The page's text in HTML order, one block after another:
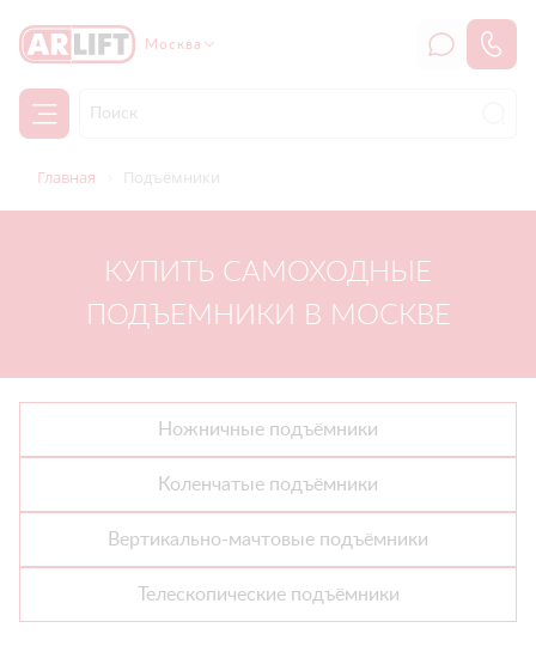
Москва
Главная Подъёмники
КУПИТЬ САМОХОДНЫЕ
ПОДЪЕМНИКИ В МОСКВЕ
Ножничные подъёмники
Коленчатые подъёмники
Вертикально-мачтовые подъёмники
Телескопические подъёмники